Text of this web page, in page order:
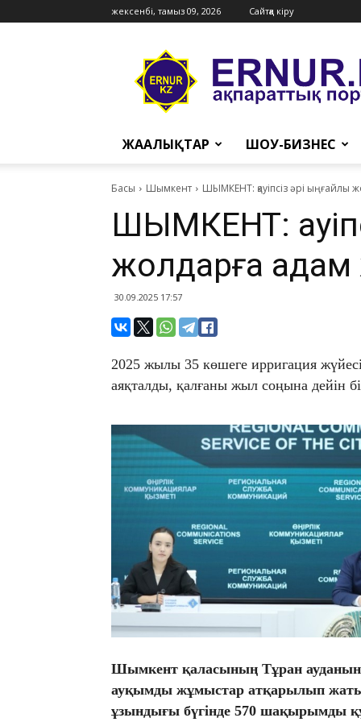
жексенбі, тамыз 09, 2026 Сайтқа кіру
Ernur
Press
ЖАҢАЛЫҚТАР ШОУ-БИЗНЕС
Басы Шымкент ШЫМКЕНТ: қауіпсіз әрі ыңғайлы
ШЫМКЕНТ:
жолдарға
30.09.2025 17:57
2025 жылы 35 көшеге ирригация
аяқталды, қалғаны жыл соңына дейін
Шымкент қаласының Тұран
ауқымды жұмыстар атқарылып
ұзындығы бүгінде 570 шақырымды